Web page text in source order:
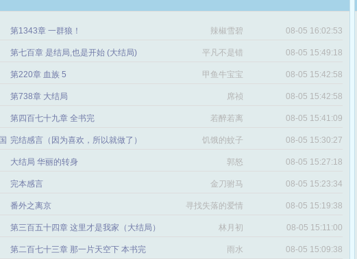
第1343章 一群狼！ 辣椒雪碧 08-05 16:02:53
第七百章 是结局,也是开始 (大结局) 平凡不是错 08-05 15:49:18
第220章 血族 5 甲鱼牛宝宝 08-05 15:42:58
第738章 大结局 席祯 08-05 15:42:58
第四百七十九章 全书完 若醉若离 08-05 15:41:09
完结感言（因为喜欢，所以就做了） 饥饿的蚊子 08-05 15:30:27
大结局 华丽的转身 郭怒 08-05 15:27:18
完本感言 金刀驸马 08-05 15:23:34
番外之离京 寻找失落的爱情 08-05 15:19:38
第三百五十四章 这里才是我家（大结局） 林月初 08-05 15:11:00
第二百七十三章 那一片天空下 本书完 雨水 08-05 15:09:38